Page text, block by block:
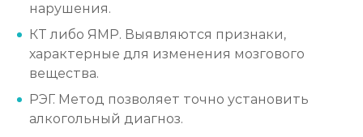
Мотивация на лечение алкоголизма
от 3 000 ₽ Записаться
Лечение алкоголизма на дому
от 3 000 ₽ Записаться
нарушения.
КТ либо ЯМР. Выявляются признаки,
характерные для изменения мозгового
вещества.
РЭГ. Метод позволяет точно установить
алкогольный диагноз.